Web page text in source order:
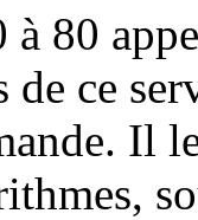
80
ce
Il